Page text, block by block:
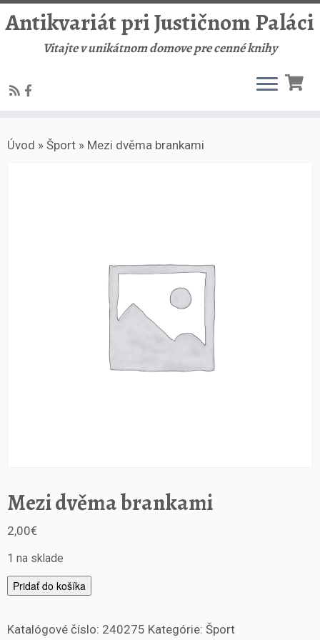
to
Antikvariát pri Justičnom Paláci
Vitajte v unikátnom domove pre cenné knihy
Úvod » Šport » Mezi dvěma brankami
Mezi dvěma brankami
2,00€
1 na sklade
m
n
ž
Pridať do košíka
Katalógové číslo: 240275 Kategórie: Šport